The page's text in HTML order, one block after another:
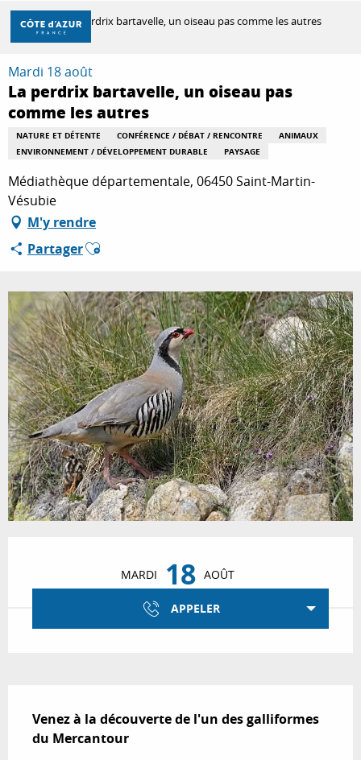
Aller
contenu
principal
DÉCOUVRIR
À FAIRE
SÉJOURNER
Accueil La perdrix bartavelle, un oiseau pas comme les autres
Mardi 18 août
La perdrix bartavelle, un oiseau pas
comme les autres
NATURE ET DÉTENTE CONFÉRENCE / DÉBAT / RENCONTRE
ANIMAUX
ENVIRONNEMENT / DÉVELOPPEMENT DURABLE
PAYSAGE
Médiathèque départementale, 06450 Saint-Martin-
Vésubie
M'y rendre
PartagerAjouter aux favoris
MARDI 18 AOÛT
APPELER
Venez à la découverte de l'un des galliformes
du Mercantour